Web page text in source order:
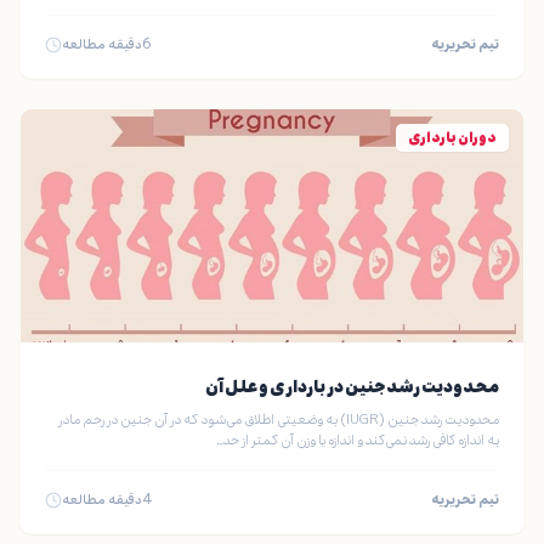
تیم تحریریه 6دقیقه مطالعه
دوران بارداری
محدودیت رشد جنین در بارداری و علل آن
محدودیت رشد جنین (IUGR) به وضعیتی اطلاق می‌شود که در آن جنین در رحم مادر
به اندازه کافی رشد نمی‌کند و اندازه یا وزن آن کمتر از حد…
تیم تحریریه 4دقیقه مطالعه